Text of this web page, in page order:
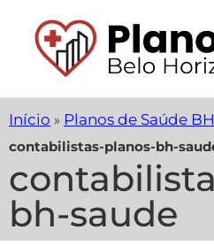
Início » Planos de Saúde
contabilistas-planos-bh-
bh-saude